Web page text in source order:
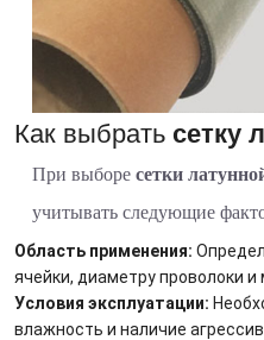
Как выбрать сетку
При выборе сетки
учитывать следующие
Область применения:
ячейки, диаметру проволоки и
Условия эксплуатации:
влажность и наличие